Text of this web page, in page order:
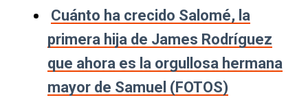
Cuánto ha crecido Salomé, la
primera hija de James Rodríguez
que ahora es la orgullosa hermana
mayor de Samuel (FOTOS)